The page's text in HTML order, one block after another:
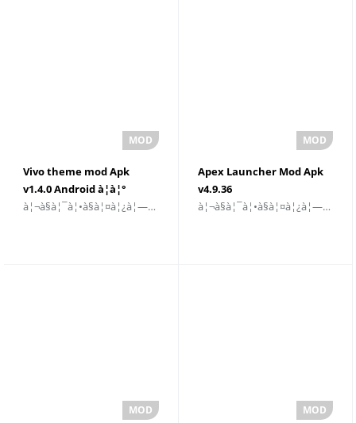
Vivo theme mod Apk
v1.4.0 Android à¦à¦°
à¦œà¦¨à§à¦¯
à¦¬à§à¦¯à¦•à§à¦¤à¦¿à¦—à¦¤à¦•à¦°à¦£
Apex Launcher Mod Apk
v4.9.36
à¦¡à¦¾à¦‰à¦¨à¦²à§‹à¦¡à¦¬à§à¦¯à¦•à§à¦¤à¦¿à¦—à¦¤à¦•à¦°à¦£